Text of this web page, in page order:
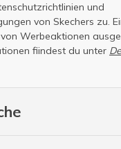
und
von Skechers zu.
Werbeaktionen
fiindest du unter